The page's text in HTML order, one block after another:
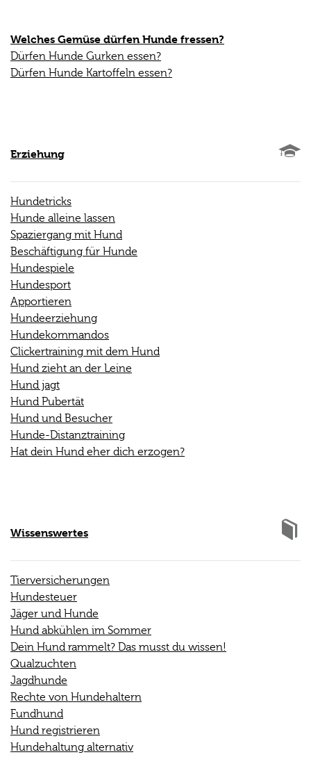
Welches Gemüse dürfen Hunde fressen?
Dürfen Hunde Gurken essen?
Dürfen Hunde Kartoffeln essen?
Erziehung
Hundetricks
Hunde alleine lassen
Spaziergang mit Hund
Beschäftigung für Hunde
Hundespiele
Hundesport
Apportieren
Hundeerziehung
Hundekommandos
Clickertraining mit dem Hund
Hund zieht an der Leine
Hund jagt
Hund Pubertät
Hund und Besucher
Hunde-Distanztraining
Hat dein Hund eher dich erzogen?
Wissenswertes
Tierversicherungen
Hundesteuer
Jäger und Hunde
Hund abkühlen im Sommer
Dein Hund rammelt? Das musst du wissen!
Qualzuchten
Jagdhunde
Rechte von Hundehaltern
Fundhund
Hund registrieren
Hundehaltung alternativ